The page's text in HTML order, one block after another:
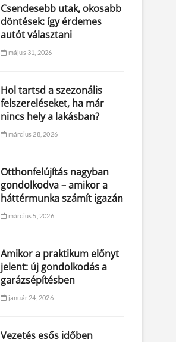
Csendesebb utak, okosabb
döntések: így érdemes
autót választani
május 31, 2026
Hol tartsd a szezonális
felszereléseket, ha már
nincs hely a lakásban?
március 28, 2026
Otthonfelújítás nagyban
gondolkodva – amikor a
háttérmunka számít igazán
március 5, 2026
Amikor a praktikum előnyt
jelent: új gondolkodás a
garázsépítésben
január 24, 2026
Vezetés esős időben